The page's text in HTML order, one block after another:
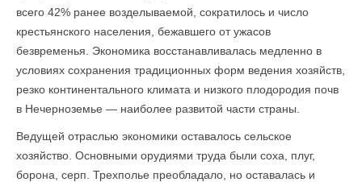
всего 42% ранее возделываемой, сократилось и число
крестьянского населения, бежавшего от ужасов
безвременья. Экономика восстанавливалась медленно в
условиях сохранения традиционных форм ведения хозяйств,
резко континентального климата и низкого плодородия почв
в Нечерноземье — наиболее развитой части страны.
Ведущей отраслью экономики оставалось сельское
хозяйство. Основными орудиями труда были соха, плуг,
борона, серп. Трехполье преобладало, но оставалась и